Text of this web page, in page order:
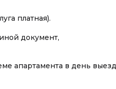
платная).
документ,
апартамента в день